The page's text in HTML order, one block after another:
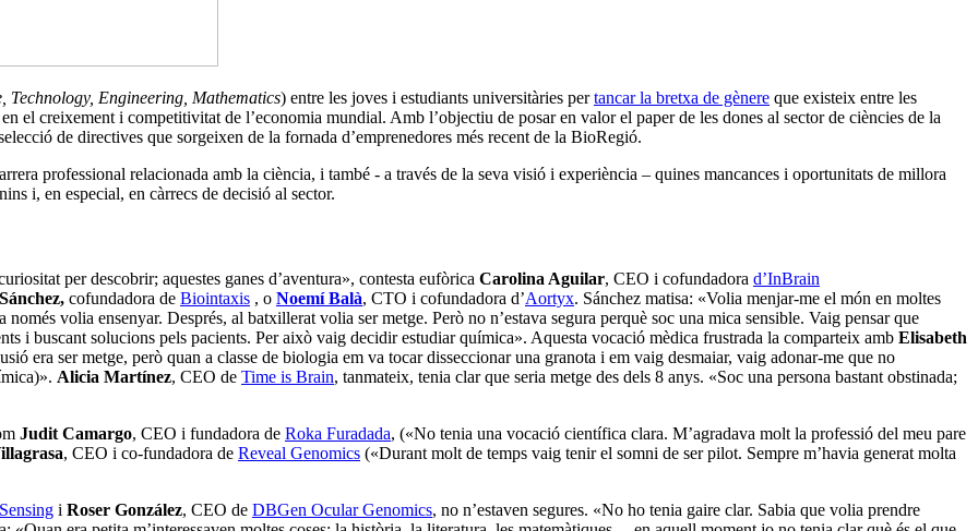
Technology, Engineering, Mathematics) entre les joves i estudiants universitàries pertancar la bretxa de gènere que existeix entre les
el creixement i competitivitat de l’economia mundial. Amb l’objectiu de posar en valor el paper de les dones al sector de ciències de la
de directives que sorgeixen de la fornada d’emprenedores més recent de la BioRegió.
professional relacionada amb la ciència, i també - a través de la seva visió i experiència – quines mancances i oportunitats de millora
i, en especial, en càrrecs de decisió al sector.
per descobrir; aquestes ganes d’aventura», contesta eufòrica Carolina Aguilar, CEO i cofundadora d’InBrain
cofundadora de Biointaxis , o Noemí Balà, CTO i cofundadora d’Aortyx. Sánchez matisa: «Volia menjar-me el món en moltes
volia ensenyar. Després, al batxillerat volia ser metge. Però no n’estava segura perquè soc una mica sensible. Vaig pensar que
i buscant solucions pels pacients. Per això vaig decidir estudiar química». Aquesta vocació mèdica frustrada la comparteix amb Elisabeth
era ser metge, però quan a classe de biologia em va tocar disseccionar una granota i em vaig desmaiar, vaig adonar-me que no
Alicia Martínez, CEO de Time is Brain, tanmateix, tenia clar que seria metge des dels 8 anys. «Soc una persona bastant obstinada;
Judit Camargo, CEO i fundadora de Roka Furadada, («No tenia una vocació científica clara. M’agradava molt la professió del meu pare
, CEO i co-fundadora de Reveal Genomics («Durant molt de temps vaig tenir el somni de ser pilot. Sempre m’havia generat molta
i Roser González, CEO de DBGen Ocular Genomics, no n’estaven segures. «No ho tenia gaire clar. Sabia que volia prendre